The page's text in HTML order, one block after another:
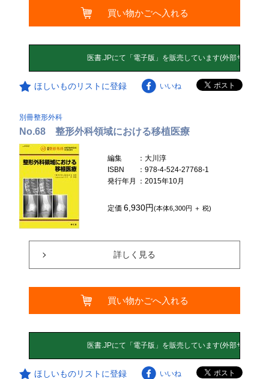
買い物かごへ入れる
ほしいものリストに登録 いいね
別冊整形外科
No.68 整形外科領域における移植医療
編集
：大川淳
ISBN
：978-4-524-27768-1
発行年月
：2015年10月
定価6,930円(本体6,300円 ＋ 税)
詳しく見る
買い物かごへ入れる
ほしいものリストに登録 いいね